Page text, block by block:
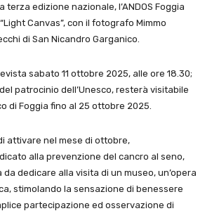
terza edizione nazionale, l’ANDOS Foggia
Canvas”, con il fotografo Mimmo
di San Nicandro Garganico.
sabato 11 ottobre 2025, alle ore 18.30;
patrocinio dell’Unesco, resterà visitabile
di Foggia fino al 25 ottobre 2025.
attivare nel mese di ottobre,
alla prevenzione del cancro al seno,
dedicare alla visita di un museo, un’opera
stimolando la sensazione di benessere
partecipazione ed osservazione di